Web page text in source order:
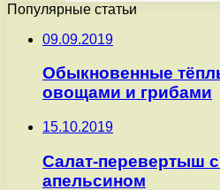
Популярные статьи
09.09.2019
Обыкновенные
овощами и грибами
15.10.2019
Салат-перевертыш
апельсином